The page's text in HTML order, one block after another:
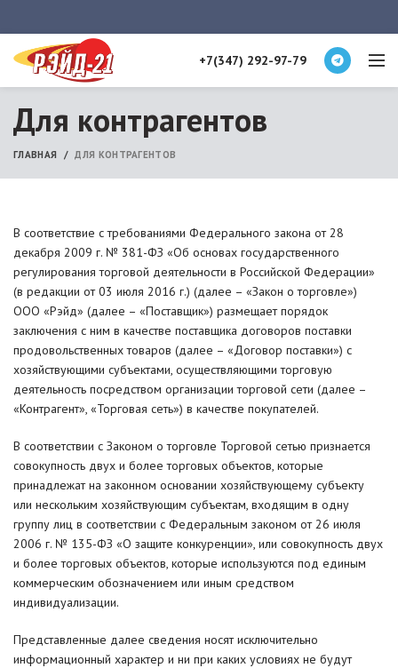
+7(347) 292-97-79
Для контрагентов
ГЛАВНАЯ ДЛЯ КОНТРАГЕНТОВ
В соответствие с требованиями Федерального закона от 28
декабря 2009 г. № 381-ФЗ «Об основах государственного
регулирования торговой деятельности в Российской Федерации»
(в редакции от 03 июля 2016 г.) (далее – «Закон о торговле»)
ООО «Рэйд» (далее – «Поставщик») размещает порядок
заключения с ним в качестве поставщика договоров поставки
продовольственных товаров (далее – «Договор поставки») с
хозяйствующими субъектами, осуществляющими торговую
деятельность посредством организации торговой сети (далее –
«Контрагент», «Торговая сеть») в качестве покупателей.
В соответствии с Законом о торговле Торговой сетью признается
совокупность двух и более торговых объектов, которые
принадлежат на законном основании хозяйствующему субъекту
или нескольким хозяйствующим субъектам, входящим в одну
группу лиц в соответствии с Федеральным законом от 26 июля
2006 г. № 135-ФЗ «О защите конкуренции», или совокупность двух
и более торговых объектов, которые используются под единым
коммерческим обозначением или иным средством
индивидуализации.
Представленные далее сведения носят исключительно
информационный характер и ни при каких условиях не будут